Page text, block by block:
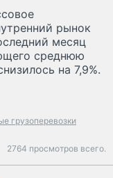
рынок
месяц
среднюю
на 7,9%.
грузоперевозки
2764 просмотров всего.